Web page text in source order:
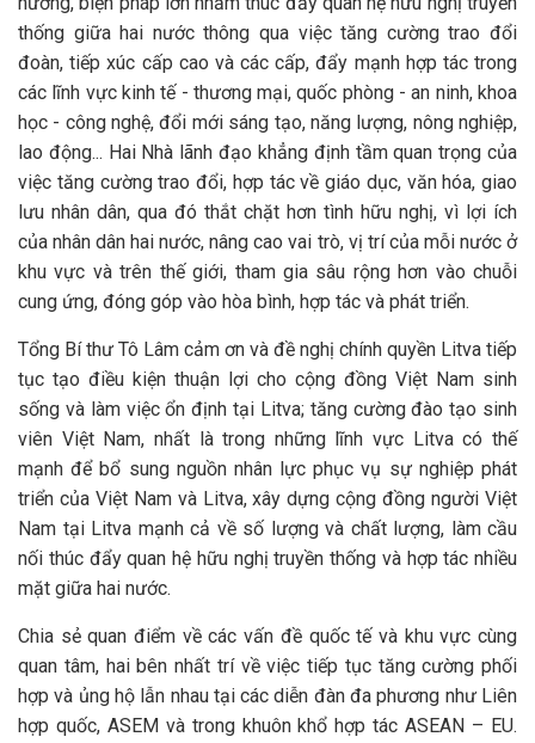
thống giữa hai nước thông qua việc tăng cường trao đổi
đoàn, tiếp xúc cấp cao và các cấp, đẩy mạnh hợp tác trong
các lĩnh vực kinh tế - thương mại, quốc phòng - an ninh, khoa
học - công nghệ, đổi mới sáng tạo, năng lượng, nông nghiệp,
lao động... Hai Nhà lãnh đạo khẳng định tầm quan trọng của
việc tăng cường trao đổi, hợp tác về giáo dục, văn hóa, giao
lưu nhân dân, qua đó thắt chặt hơn tình hữu nghị, vì lợi ích
của nhân dân hai nước, nâng cao vai trò, vị trí của mỗi nước ở
khu vực và trên thế giới, tham gia sâu rộng hơn vào chuỗi
cung ứng, đóng góp vào hòa bình, hợp tác và phát triển.
Tổng Bí thư Tô Lâm cảm ơn và đề nghị chính quyền Litva tiếp
tục tạo điều kiện thuận lợi cho cộng đồng Việt Nam sinh
sống và làm việc ổn định tại Litva; tăng cường đào tạo sinh
viên Việt Nam, nhất là trong những lĩnh vực Litva có thế
mạnh để bổ sung nguồn nhân lực phục vụ sự nghiệp phát
triển của Việt Nam và Litva, xây dựng cộng đồng người Việt
Nam tại Litva mạnh cả về số lượng và chất lượng, làm cầu
nối thúc đẩy quan hệ hữu nghị truyền thống và hợp tác nhiều
mặt giữa hai nước.
Chia sẻ quan điểm về các vấn đề quốc tế và khu vực cùng
quan tâm, hai bên nhất trí về việc tiếp tục tăng cường phối
hợp và ủng hộ lẫn nhau tại các diễn đàn đa phương như Liên
hợp quốc, ASEM và trong khuôn khổ hợp tác ASEAN – EU.